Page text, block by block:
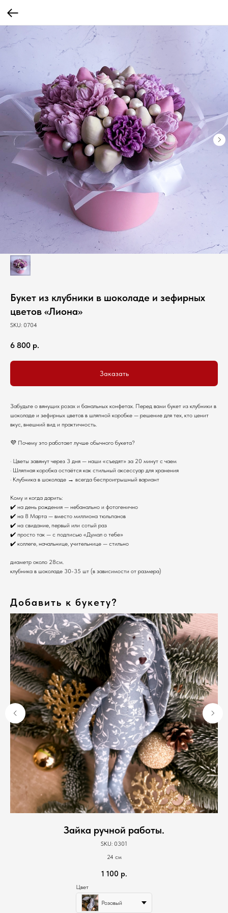
Букет из клубники в шоколаде и зефирных
цветов «Лиона»
SKU: 0704
6 800 р.
Заказать
Забудьте о вянущих розах и банальных конфетах. Перед вами букет из клубники в
шоколаде и зефирных цветов в шляпной коробке — решение для тех, кто ценит
вкус, внешний вид и практичность.
💜 Почему это работает лучше обычного букета?
· Цветы завянут через 3 дня — наши «съедят» за 20 минут с чаем
· Шляпная коробка остаётся как стильный аксессуар для хранения
· Клубника в шоколаде → всегда беспроигрышный вариант
Кому и когда дарить:
✔️ на день рождения — небанально и фотогенично
✔️ на 8 Марта — вместо миллиона тюльпанов
✔️ на свидание, первый или сотый раз
✔️ просто так — с подписью «Думал о тебе»
✔️ коллеге, начальнице, учительнице — стильно
диаметр около 28см.
клубника в шоколаде 30-35 шт (в зависимости от размера)
Добавить к букету?
Зайка ручной работы.
SKU: 0301
24 см
1 100 р.
Цвет
Розовый